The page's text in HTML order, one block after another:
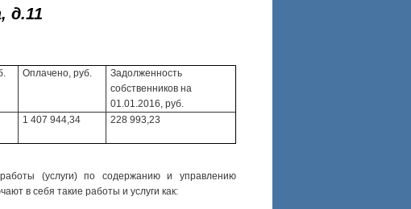
д.11
Оплачено, руб.
Задолженность
собственников на
01.01.2016, руб.
1 407 944,34 228 993,23
(услуги) по содержанию и управлению
в себя такие работы и услуги как: